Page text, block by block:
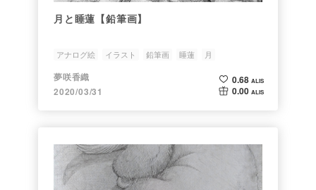
月と睡蓮【鉛筆画】
アナログ絵 イラスト 鉛筆画 睡蓮 月
夢咲香織
2020/03/31
0.68 ALIS
0.00 ALIS